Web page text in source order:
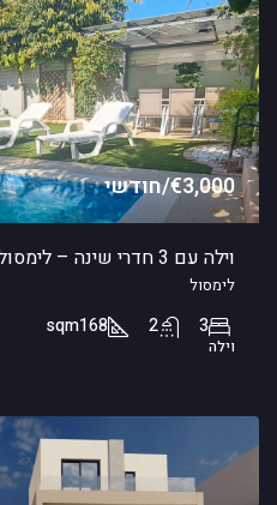
€3,000/חודשי
וילה עם 3 חדרי שינה – לימסול, Trachoni
לימסול
3
2
168
sqm
וילה